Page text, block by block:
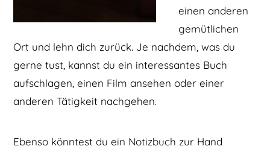
einen anderen
gemütlichen
Ort und lehn dich zurück. Je nachdem, was du
gerne tust, kannst du ein interessantes Buch
aufschlagen, einen Film ansehen oder einer
anderen Tätigkeit nachgehen.
Ebenso könntest du ein Notizbuch zur Hand